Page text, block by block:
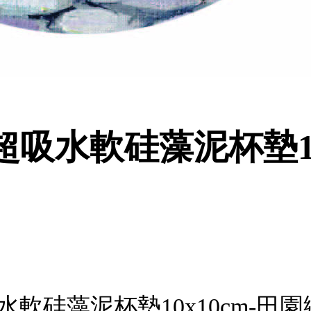
吸水軟硅藻泥杯墊